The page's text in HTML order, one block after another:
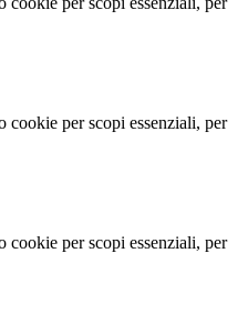
cookie per scopi essenziali, per
cookie per scopi essenziali, per